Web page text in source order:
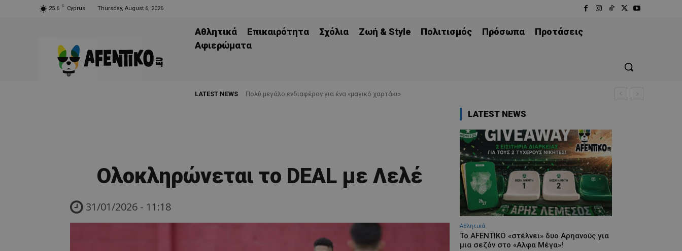
25.6 C Cyprus Thursday, August 6, 2026
Αθλητικά Επικαιρότητα Σχόλια Ζωή & Style Πολιτισμός Πρόσωπα
Προτάσεις
Aφιερώματα
LATEST NEWS Πολύ μεγάλο ενδιαφέρον για ένα «μαγικό χαρτάκι»
Ολοκληρώνεται το DEAL με Λελέ
31/01/2026 - 11:18
LATEST NEWS
Αθλητικά
Το AFENTIKO «στέλνει» δυο Αρηανούς για
μια σεζόν στο «Αλφα Μέγα»!